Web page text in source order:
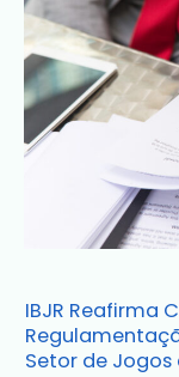
IBJR Reafirma
Setor de Jogos
Reafirma
Compromisso